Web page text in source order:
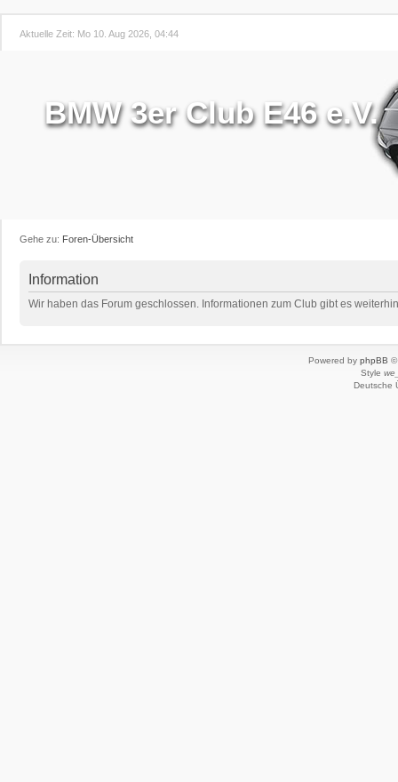
Aktuelle Zeit: Mo 10. Aug 2026, 04:44
BMW 3er Club E46 e.V.
Gehe zu: Foren-Übersicht
Information
Wir haben das Forum geschlossen. Informationen zum Club gibt es
Powered by phpBB ©
Style
Deutsche